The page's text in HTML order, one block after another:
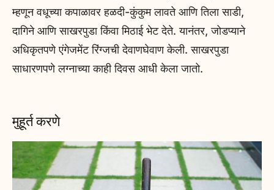
म्हणून वधूच्या कपाळावर हळदी-कुंकुम लावते आणि तिला साडी,
दागिने आणि साखरपुडा किंवा मिठाई भेट देते. यानंतर, जोडप्याने
अधिकृतपणे एंगेजमेंट रिंग्जची देवाणघेवाण केली. साखरपुडा
साधारणपणे लग्नाच्या काही दिवस आधी केला जातो.
मुहूर्त करणे